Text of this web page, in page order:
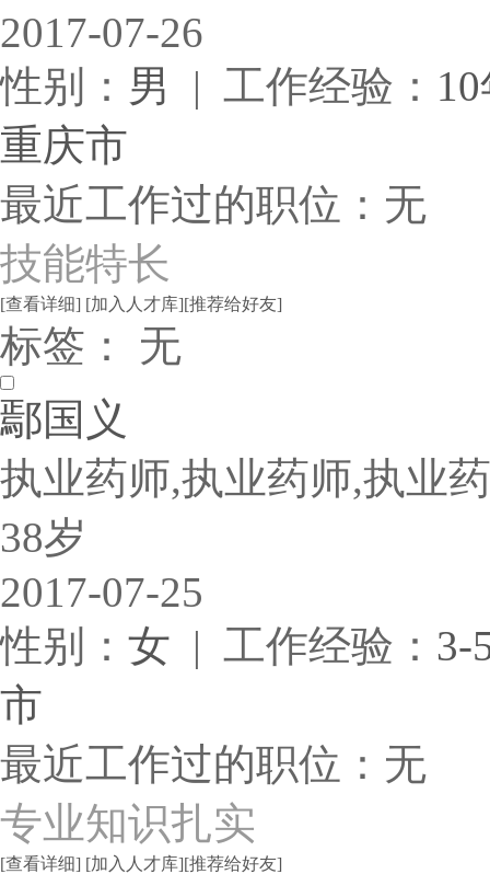
2017-07-26
性别： 男 | 工作经验：
重庆市
最近工作过的职位：无
技能特长
[查看详细] [加入人才库][推荐给好友]
标签： 无
鄢国义
执业药师,执业药师,执业
38岁
2017-07-25
性别： 女 | 工作经验： 3-
市
最近工作过的职位：无
专业知识扎实
[查看详细] [加入人才库][推荐给好友]